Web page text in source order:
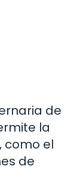
de
la
como el
de